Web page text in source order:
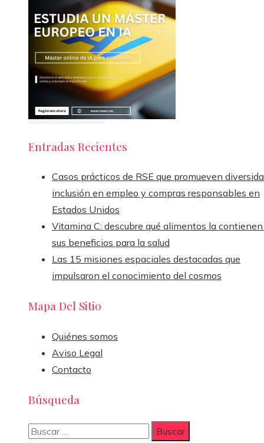
Entradas Recientes
Casos prácticos de RSE que promueven
inclusión en empleo y compras responsables en
Estados Unidos
Vitamina C: descubre qué alimentos la
sus beneficios para la salud
Las 15 misiones espaciales destacadas que
impulsaron el conocimiento del cosmos
Mapa Del Sitio
Quiénes somos
Aviso Legal
Contacto
Búsqueda
Buscar: